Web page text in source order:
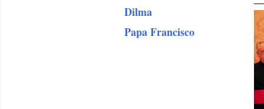
Dilma
Papa Francisco